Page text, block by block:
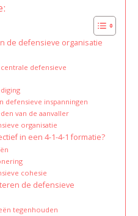
de defensieve organisatie
defensieve
defensieve inspanningen
van de aanvaller
organisatie
in een 4-1-4-1 formatie?
cohesie
de defensieve
tegenhouden